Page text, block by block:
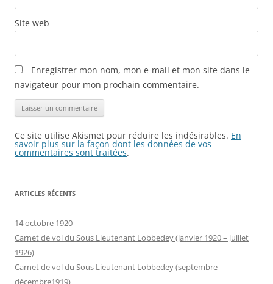
Site web
Enregistrer mon nom, mon e-mail et mon site dans le
navigateur pour mon prochain commentaire.
Ce site utilise Akismet pour réduire les indésirables. En
savoir plus sur la façon dont les données de vos
commentaires sont traitées.
ARTICLES RÉCENTS
14 octobre 1920
Carnet de vol du Sous Lieutenant Lobbedey (janvier 1920 – juillet
1926)
Carnet de vol du Sous Lieutenant Lobbedey (septembre –
décembre1919)